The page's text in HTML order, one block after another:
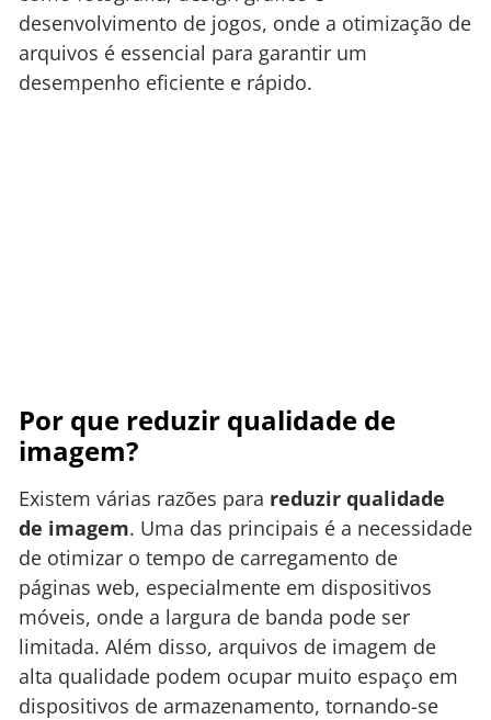
desenvolvimento de jogos, onde a otimização de
arquivos é essencial para garantir um
desempenho eficiente e rápido.
Por que reduzir qualidade de
imagem?
Existem várias razões para reduzir qualidade
de imagem. Uma das principais é a necessidade
de otimizar o tempo de carregamento de
páginas web, especialmente em dispositivos
móveis, onde a largura de banda pode ser
limitada. Além disso, arquivos de imagem de
alta qualidade podem ocupar muito espaço em
dispositivos de armazenamento, tornando-se